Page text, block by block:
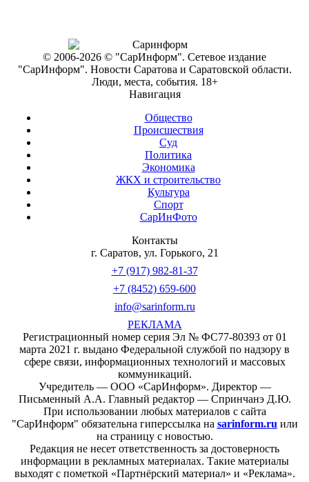
© 2006-2026 © "СарИнформ". Сетевое издание
"СарИнформ". Новости Саратова и Саратовской области.
Люди, места, события. 18+
Навигация
Общество
Происшествия
Суд
Политика
Экономика
ЖКХ и строительство
Культура
Спорт
СарИнФото
Контакты
г. Саратов, ул. Горького, 21
+7 (917) 982-81-37
+7 (8452) 659-600
info@sarinform.ru
РЕКЛАМА
Регистрационный номер серия Эл № ФС77-80393 от 01
марта 2021 г. выдано Федеральной службой по надзору в
сфере связи, информационных технологий и массовых
коммуникаций.
Учредитель — ООО «СарИнформ». Директор —
Письменный А.А. Главный редактор — Спринчанэ Д.Ю.
При использовании любых материалов с сайта
"СарИнформ" обязательна гиперссылка на sarinform.ru или
на страницу с новостью.
Редакция не несет ответственность за достоверность
информации в рекламных материалах. Такие материалы
выходят с пометкой «Партнёрский материал» и «Реклама».